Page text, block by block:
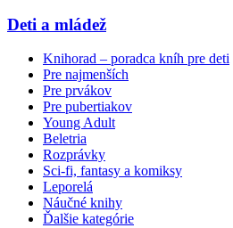
Deti a mládež
Knihorad – poradca kníh pre deti
Pre najmenších
Pre prvákov
Pre pubertiakov
Young Adult
Beletria
Rozprávky
Sci-fi, fantasy a komiksy
Leporelá
Náučné knihy
Ďalšie kategórie